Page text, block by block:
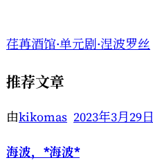
荏苒酒馆·单元剧·涅波罗丝
推荐文章
由kikomas 2023年3月29日
海波，*海波*